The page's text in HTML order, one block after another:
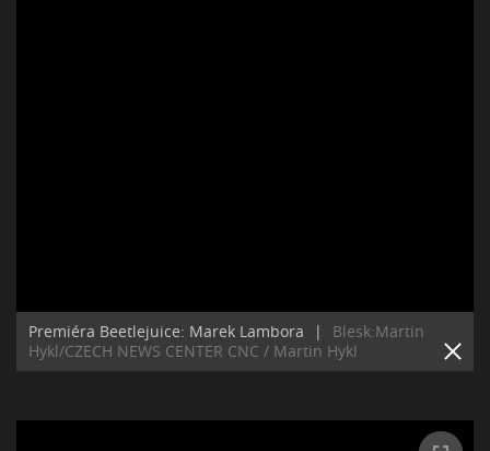
Premiéra Beetlejuice: Marek Lambora |
Blesk:Martin
Hykl/CZECH NEWS CENTER CNC / Martin Hykl